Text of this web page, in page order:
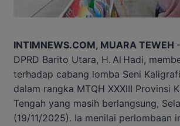
INTIMNEWS.COM, MUARA TEWEH
DPRD Barito Utara, H. Al Hadi,
terhadap cabang lomba Seni Kaligrafi
dalam rangka MTQH XXXIII Provinsi
Tengah yang masih berlangsung,
(19/11/2025). Ia menilai perlombaan